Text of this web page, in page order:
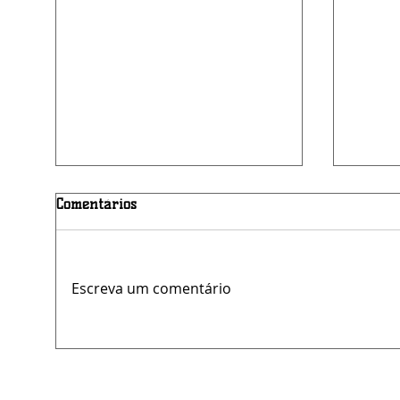
Comentários
Escreva um comentário